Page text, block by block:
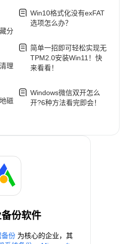
分
理
磁
Win10格式化没有exFAT
选项怎么办？
简单一招即可轻松实现无
TPM2.0安装Win11！快
来看看！
Windows微信双开怎么
开?6种方法看完即会！
份软件
备份 为核心的企业，其